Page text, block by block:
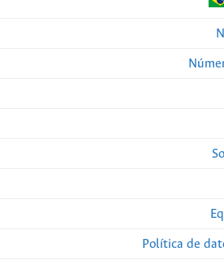
Política de